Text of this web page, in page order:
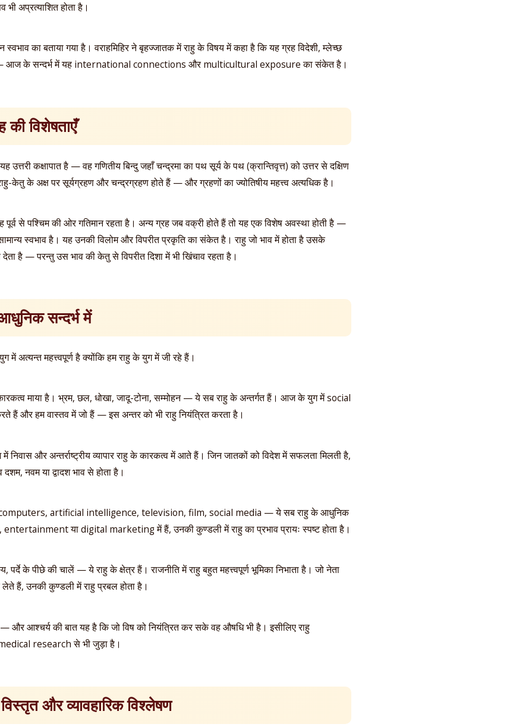
भी अप्रत्याशित होता है।
का बताया गया है। वराहमिहिर ने बृहज्जातक में राहु के विषय में कहा है कि यह ग्रह विदेशी, म्लेच्छ
— आज के सन्दर्भ में यह international connections और multicultural exposure का संकेत है।
की विशेषताएँ
उत्तरी कक्षापात है — वह गणितीय बिन्दु जहाँ चन्द्रमा का पथ सूर्य के पथ (क्रान्तिवृत्त) को उत्तर से दक्षिण
केतु के अक्ष पर सूर्यग्रहण और चन्द्रग्रहण होते हैं — और ग्रहणों का ज्योतिषीय महत्त्व अत्यधिक है।
से पश्चिम की ओर गतिमान रहता है। अन्य ग्रह जब वक्री होते हैं तो यह एक विशेष अवस्था होती है —
स्वभाव है। यह उनकी विलोम और विपरीत प्रकृति का संकेत है। राहु जो भाव में होता है उसके
है — परन्तु उस भाव की केतु से विपरीत दिशा में भी खिंचाव रहता है।
सन्दर्भ में
अत्यन्त महत्त्वपूर्ण है क्योंकि हम राहु के युग में जी रहे हैं।
माया है। भ्रम, छल, धोखा, जादू-टोना, सम्मोहन — ये सब राहु के अन्तर्गत हैं। आज के युग में social
हैं और हम वास्तव में जो हैं — इस अन्तर को भी राहु नियंत्रित करता है।
में निवास और अन्तर्राष्ट्रीय व्यापार राहु के कारकत्व में आते हैं। जिन जातकों को विदेश में सफलता मिलती है,
नवम या द्वादश भाव से होता है।
artificial intelligence, television, film, social media — ये सब राहु के आधुनिक
या digital marketing में हैं, उनकी कुण्डली में राहु का प्रभाव प्रायः स्पष्ट होता है।
पर्दे के पीछे की चालें — ये राहु के क्षेत्र हैं। राजनीति में राहु बहुत महत्त्वपूर्ण भूमिका निभाता है। जो नेता
हैं, उनकी कुण्डली में राहु प्रबल होता है।
और आश्चर्य की बात यह है कि जो विष को नियंत्रित कर सके वह औषधि भी है। इसीलिए राहु
research से भी जुड़ा है।
और व्यावहारिक विश्लेषण